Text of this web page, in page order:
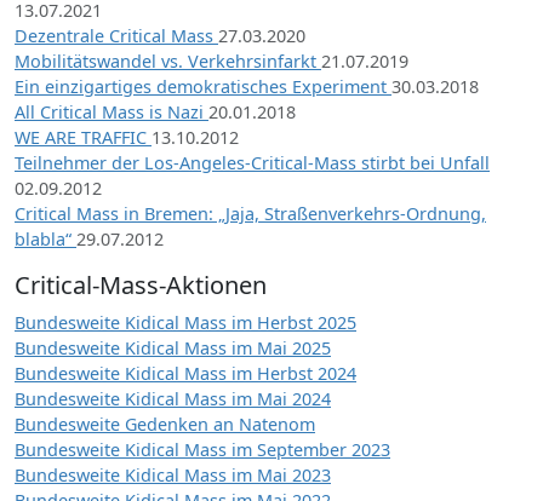
13.07.2021
Dezentrale Critical Mass 27.03.2020
Mobilitätswandel vs. Verkehrsinfarkt 21.07.2019
Ein einzigartiges demokratisches Experiment 30.03.2018
All Critical Mass is Nazi 20.01.2018
WE ARE TRAFFIC 13.10.2012
Teilnehmer der Los-Angeles-Critical-Mass stirbt bei Unfall
02.09.2012
Critical Mass in Bremen: „Jaja, Straßenverkehrs-Ordnung,
blabla“ 29.07.2012
Critical-Mass-Aktionen
Bundesweite Kidical Mass im Herbst 2025
Bundesweite Kidical Mass im Mai 2025
Bundesweite Kidical Mass im Herbst 2024
Bundesweite Kidical Mass im Mai 2024
Bundesweite Gedenken an Natenom
Bundesweite Kidical Mass im September 2023
Bundesweite Kidical Mass im Mai 2023